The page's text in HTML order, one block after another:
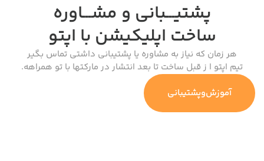
پشتیـــبانی و مشـــاوره
ساخت اپلیکیشن با اپتو
هر زمان که نیاز به مشاوره یا پشتیبانی داشتی تماس بگیر
تیم اپتو ا ز قبل ساخت تا بعد انتشار در مارکتها با تو همراهه.
آموزش‌وپشتیبانی